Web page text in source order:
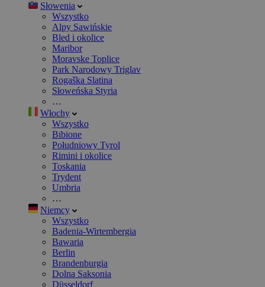
Słowenia
Wszystko
Alpy Sawińskie
Bled i okolice
Maribor
Moravske Toplice
Park Narodowy Triglav
Rogaška Slatina
Słoweńska Styria
…
Włochy
Wszystko
Bibione
Południowy Tyrol
Rimini i okolice
Toskania
Trydent
Umbria
…
Niemcy
Wszystko
Badenia-Wirtembergia
Bawaria
Berlin
Brandenburgia
Dolna Saksonia
Düsseldorf